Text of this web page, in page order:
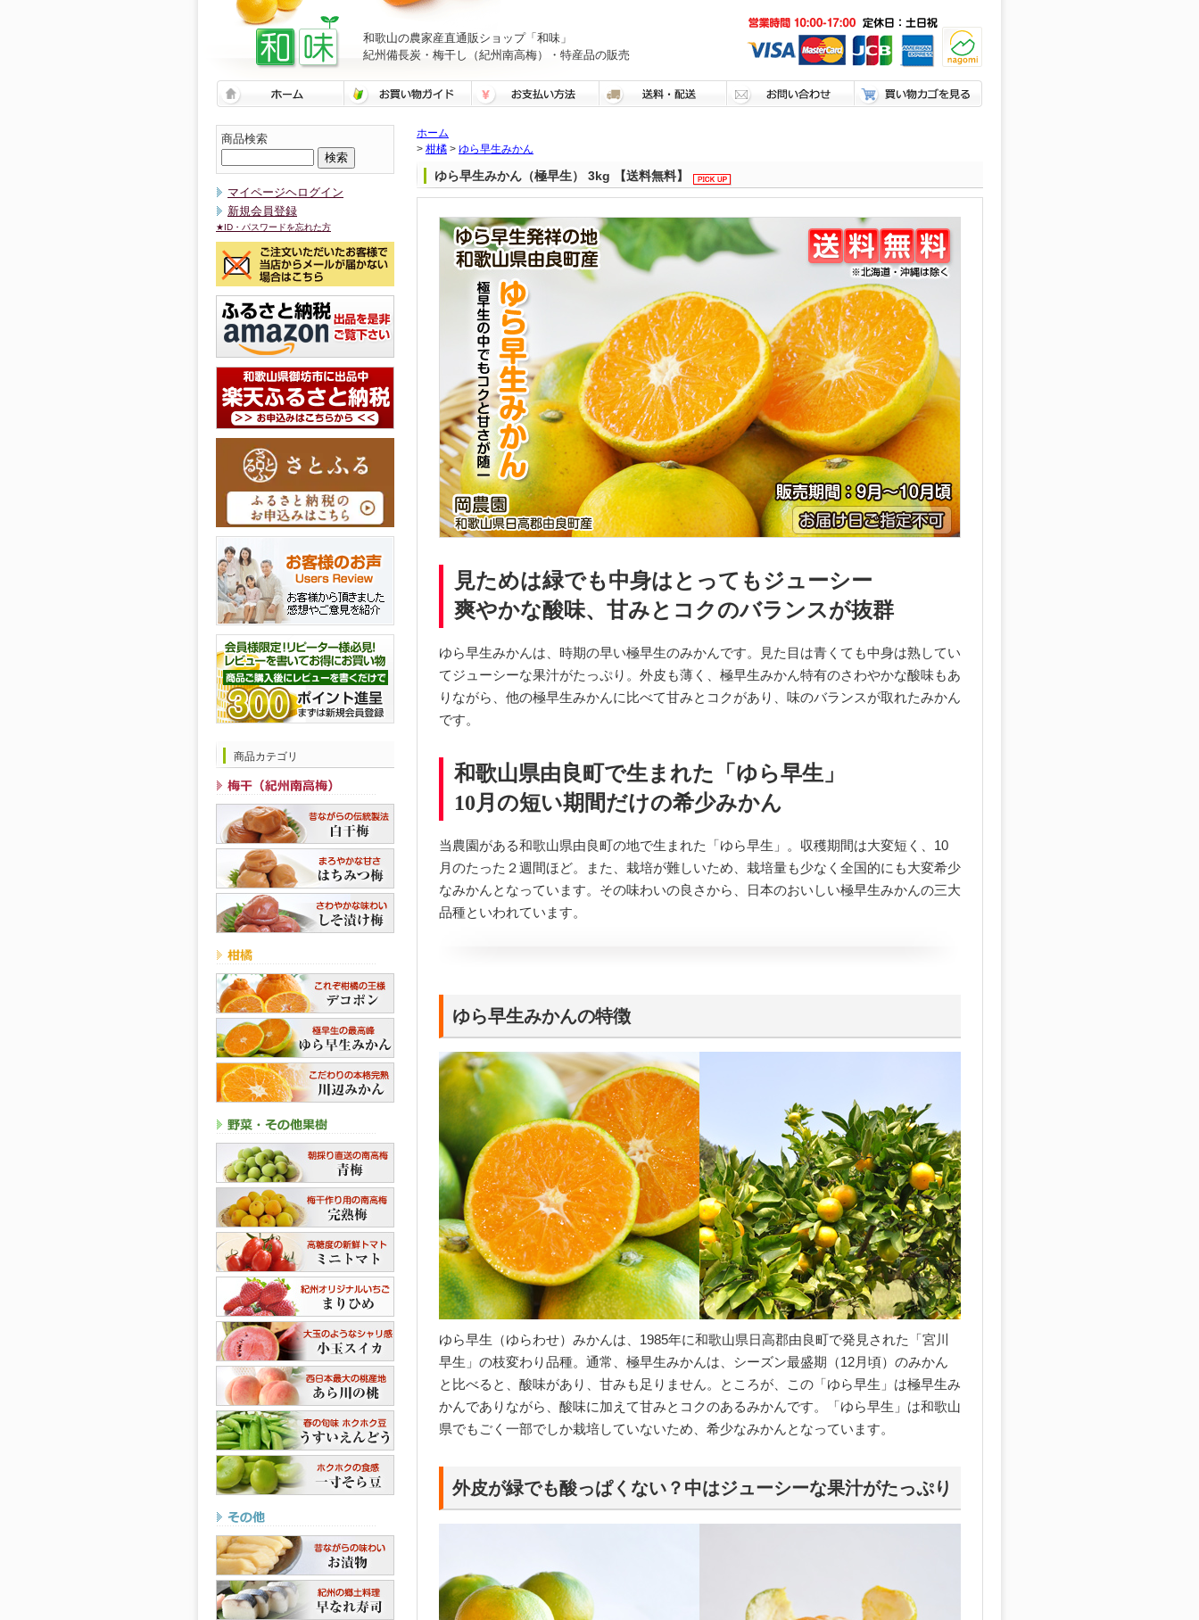
和歌山の農家産直通販ショップ「和味」
紀州備長炭・梅干し（紀州南高梅）・特産品の販売
商品検索
マイページヘログイン
新規会員登録
★ID・パスワードを忘れた方
商品カテゴリ
ホーム
> 柑橘 > ゆら早生みかん
ゆら早生みかん（極早生） 3kg 【送料無料】
見ためは緑でも中身はとってもジューシー
爽やかな酸味、甘みとコクのバランスが抜群
ゆら早生みかんは、時期の早い極早生のみかんです。見た目は青くても中身は熟してい
てジューシーな果汁がたっぷり。外皮も薄く、極早生みかん特有のさわやかな酸味もあ
りながら、他の極早生みかんに比べて甘みとコクがあり、味のバランスが取れたみかん
です。
和歌山県由良町で生まれた「ゆら早生」
10月の短い期間だけの希少みかん
当農園がある和歌山県由良町の地で生まれた「ゆら早生」。収穫期間は大変短く、10
月のたった２週間ほど。また、栽培が難しいため、栽培量も少なく全国的にも大変希少
なみかんとなっています。その味わいの良さから、日本のおいしい極早生みかんの三大
品種といわれています。
ゆら早生みかんの特徴
ゆら早生（ゆらわせ）みかんは、1985年に和歌山県日高郡由良町で発見された「宮川
早生」の枝変わり品種。通常、極早生みかんは、シーズン最盛期（12月頃）のみかん
と比べると、酸味があり、甘みも足りません。ところが、この「ゆら早生」は極早生み
かんでありながら、酸味に加えて甘みとコクのあるみかんです。「ゆら早生」は和歌山
県でもごく一部でしか栽培していないため、希少なみかんとなっています。
外皮が緑でも酸っぱくない？中はジューシーな果汁がたっぷり